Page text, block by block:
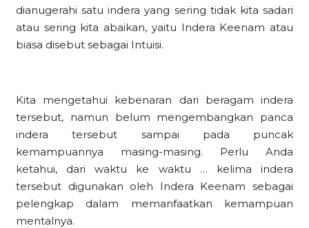
dianugerahi satu indera yang sering tidak kita sadari
atau sering kita abaikan, yaitu Indera Keenam atau
biasa disebut sebagai Intuisi.
Kita mengetahui kebenaran dari beragam indera
tersebut, namun belum mengembangkan panca
indera tersebut sampai pada puncak
kemampuannya masing-masing. Perlu Anda
ketahui, dari waktu ke waktu … kelima indera
tersebut digunakan oleh Indera Keenam sebagai
pelengkap dalam memanfaatkan kemampuan
mentalnya.